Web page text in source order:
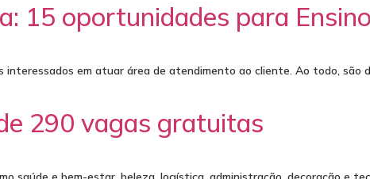
15 oportunidades para
interessados em atuar área de atendimento ao cliente. Ao todo, são
290 vagas gratuitas